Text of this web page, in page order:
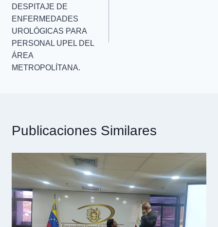
DESPITAJE DE
ENFERMEDADES
UROLÓGICAS PARA
PERSONAL UPEL DEL
ÁREA
METROPOLÍTANA.
Publicaciones Similares